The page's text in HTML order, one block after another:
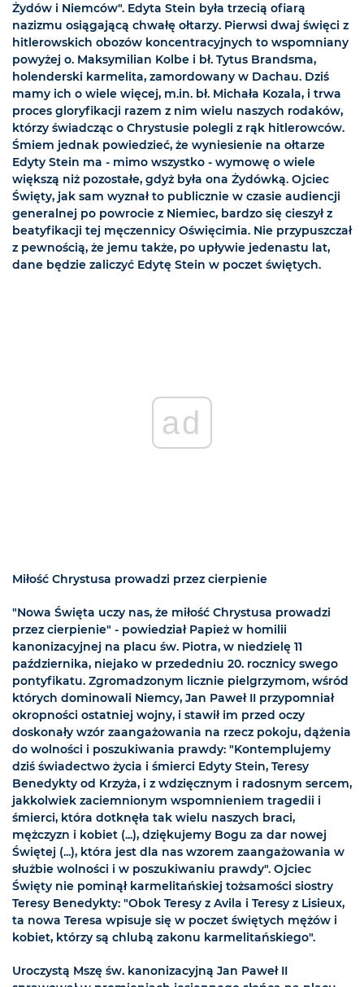
Żydów i Niemców". Edyta Stein była trzecią ofiarą
nazizmu osiągającą chwałę ołtarzy. Pierwsi dwaj święci z
hitlerowskich obozów koncentracyjnych to wspomniany
powyżej o. Maksymilian Kolbe i bł. Tytus Brandsma,
holenderski karmelita, zamordowany w Dachau. Dziś
mamy ich o wiele więcej, m.in. bł. Michała Kozala, i trwa
proces gloryfikacji razem z nim wielu naszych rodaków,
którzy świadcząc o Chrystusie polegli z rąk hitlerowców.
Śmiem jednak powiedzieć, że wyniesienie na ołtarze
Edyty Stein ma - mimo wszystko - wymowę o wiele
większą niż pozostałe, gdyż była ona Żydówką. Ojciec
Święty, jak sam wyznał to publicznie w czasie audiencji
generalnej po powrocie z Niemiec, bardzo się cieszył z
beatyfikacji tej męczennicy Oświęcimia. Nie przypuszczał
z pewnością, że jemu także, po upływie jedenastu lat,
dane będzie zaliczyć Edytę Stein w poczet świętych.
ad
Miłość Chrystusa prowadzi przez cierpienie
"Nowa Święta uczy nas, że miłość Chrystusa prowadzi
przez cierpienie" - powiedział Papież w homilii
kanonizacyjnej na placu św. Piotra, w niedzielę 11
października, niejako w przededniu 20. rocznicy swego
pontyfikatu. Zgromadzonym licznie pielgrzymom, wśród
których dominowali Niemcy, Jan Paweł II przypomniał
okropności ostatniej wojny, i stawił im przed oczy
doskonały wzór zaangażowania na rzecz pokoju, dążenia
do wolności i poszukiwania prawdy: "Kontemplujemy
dziś świadectwo życia i śmierci Edyty Stein, Teresy
Benedykty od Krzyża, i z wdzięcznym i radosnym sercem,
jakkolwiek zaciemnionym wspomnieniem tragedii i
śmierci, która dotknęła tak wielu naszych braci,
mężczyzn i kobiet (...), dziękujemy Bogu za dar nowej
Świętej (...), która jest dla nas wzorem zaangażowania w
służbie wolności i w poszukiwaniu prawdy". Ojciec
Święty nie pominął karmelitańskiej tożsamości siostry
Teresy Benedykty: "Obok Teresy z Avila i Teresy z Lisieux,
ta nowa Teresa wpisuje się w poczet świętych mężów i
kobiet, którzy są chlubą zakonu karmelitańskiego".
Uroczystą Mszę św. kanonizacyjną Jan Paweł II